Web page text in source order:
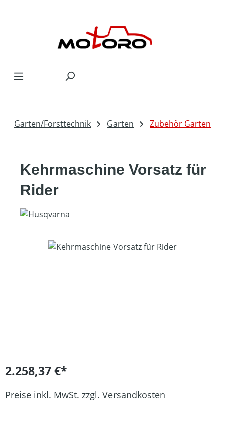
Garten/Forsttechnik Garten Zubehör Garten
Kehrmaschine Vorsatz für
Rider
Bildergalerie überspringen
2.258,37 €*
Preise inkl. MwSt. zzgl. Versandkosten